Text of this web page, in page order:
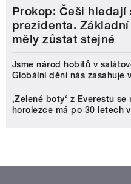
Prokop: Češi hledají
prezidenta.
měly zůstat stejné
Jsme národ hobitů v
Globální dění nás zasahuje
‚Zelené boty‘ z Everestu
horolezce má po 30 letech